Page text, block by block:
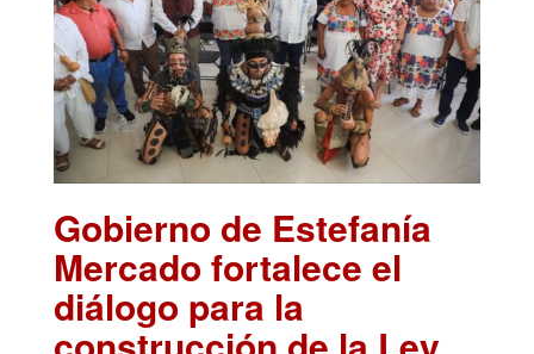
Gobierno de Estefanía
Mercado fortalece el
diálogo para la